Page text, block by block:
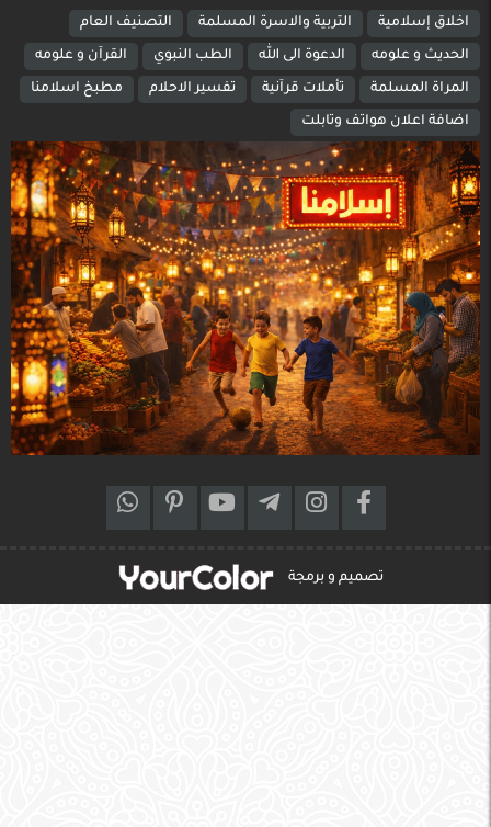
اخلاق إسلامية التربية والاسرة المسلمة التصنيف العام
الحديث و علومه الدعوة الى الله الطب النبوي القرآن و علومه
المراة المسلمة تأملات قرآنية تفسير الاحلام مطبخ اسلامنا
اضافة اعلان هواتف وتابلت
تصميم و برمجة